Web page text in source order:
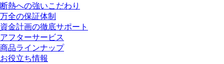
断熱への強いこだわり
万全の保証体制
資金計画の徹底サポート
アフターサービス
商品ラインナップ
お役立ち情報